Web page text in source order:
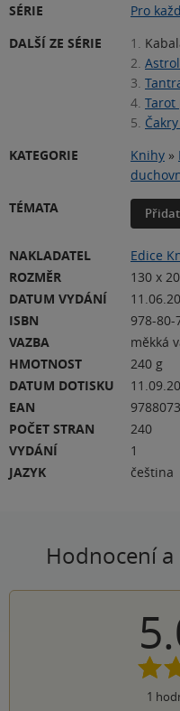
SÉRIE Pro
DALŠÍ ZE SÉRIE
1.
2.
3.
4. Tarot
5.
KATEGORIE
Knihy »
TÉMATA
NAKLADATEL
Edice
ROZMĚR
130 x
DATUM VYDÁNÍ
ISBN
978-80-
VAZBA
měkká
HMOTNOST
240 g
DATUM DOTISKU
EAN
POČET STRAN
240
VYDÁNÍ
1
JAZYK
čeština
Hodnocení a
1